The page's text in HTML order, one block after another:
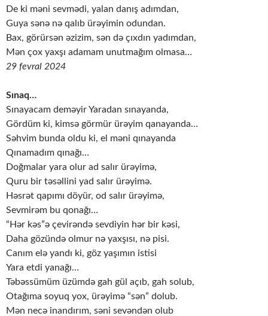
De ki məni sevmədi, yalan danış adımdan,
Guya sənə nə qalıb ürəyimin odundan.
Bax, görürsən əzizim, sən də çıxdın yadımdan,
Mən çox yaxşı adamam unutmağım olmasa…
29 fevral 2024
Sınaq…
Sınayacam deməyir Yaradan sınayanda,
Gördüm ki, kimsə görmür ürəyim qanayanda…
Səhvim bunda oldu ki, el məni qınayanda
Qınamadım qınağı…
Doğmalar yara olur ad salır ürəyimə,
Quru bir təsəllini yad salır ürəyimə.
Həsrət qapımı döyür, od salır ürəyimə,
Sevmirəm bu qonağı…
“Hər kəs”ə çevirəndə sevdiyin hər bir kəsi,
Daha gözündə olmur nə yaxşısı, nə pisi.
Canım elə yandı ki, göz yaşımın istisi
Yara etdi yanağı…
Təbəssümüm üzümdə gah gül açıb, gah solub,
Otağıma soyuq yox, ürəyimə “sən” dolub.
Mən necə inandırım, səni sevəndən olub